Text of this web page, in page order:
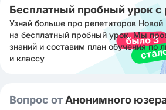
Бесплатный пробный урок с
Узнай больше про репетиторов
на бесплатный пробный урок. Мы
знаний и составим план обучения по
и классу
Вопрос от Анонимного